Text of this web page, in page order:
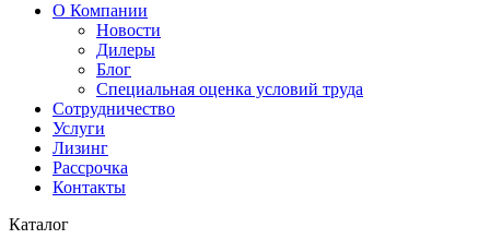
О Компании
Новости
Дилеры
Блог
Специальная оценка условий труда
Сотрудничество
Услуги
Лизинг
Рассрочка
Контакты
Каталог